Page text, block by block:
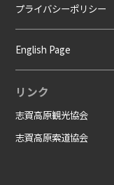
プライバシーポリシー
English Page
リンク
志賀高原観光協会
志賀高原索道協会